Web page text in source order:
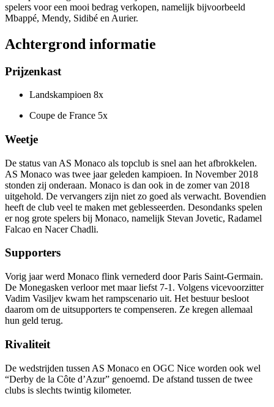
spelers voor een mooi bedrag verkopen, namelijk bijvoorbeeld
Mbappé, Mendy, Sidibé en Aurier.
Achtergrond informatie
Prijzenkast
Landskampioen 8x
Coupe de France 5x
Weetje
De status van AS Monaco als topclub is snel aan het afbrokkelen.
AS Monaco was twee jaar geleden kampioen. In November 2018
stonden zij onderaan. Monaco is dan ook in de zomer van 2018
uitgehold. De vervangers zijn niet zo goed als verwacht. Bovendien
heeft de club veel te maken met geblesseerden. Desondanks spelen
er nog grote spelers bij Monaco, namelijk Stevan Jovetic, Radamel
Falcao en Nacer Chadli.
Supporters
Vorig jaar werd Monaco flink vernederd door Paris Saint-Germain.
De Monegasken verloor met maar liefst 7-1. Volgens vicevoorzitter
Vadim Vasiljev kwam het rampscenario uit. Het bestuur besloot
daarom om de uitsupporters te compenseren. Ze kregen allemaal
hun geld terug.
Rivaliteit
De wedstrijden tussen AS Monaco en OGC Nice worden ook wel
“Derby de la Côte d’Azur” genoemd. De afstand tussen de twee
clubs is slechts twintig kilometer.